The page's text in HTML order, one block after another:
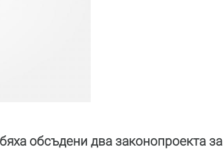
обсъдени два законопроекта за